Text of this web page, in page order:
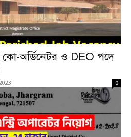
কো-অর্ডিনেটর ও DEO পদে
0